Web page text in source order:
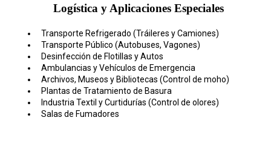
Logística y Aplicaciones Especiales
Transporte Refrigerado (Tráileres y Camiones)
Transporte Público (Autobuses, Vagones)
Desinfección de Flotillas y Autos
Ambulancias y Vehículos de Emergencia
Archivos, Museos y Bibliotecas (Control de moho)
Plantas de Tratamiento de Basura
Industria Textil y Curtidurías (Control de olores)
Salas de Fumadores